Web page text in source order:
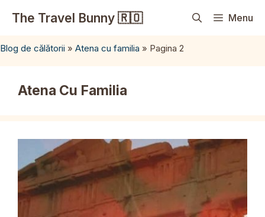
The Travel Bunny 🇷🇴 Menu
Blog de călătorii » Atena cu familia » Pagina 2
Atena Cu Familia